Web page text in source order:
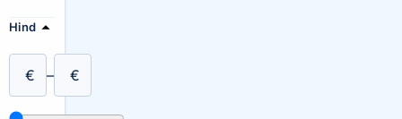
Hind
€ – €